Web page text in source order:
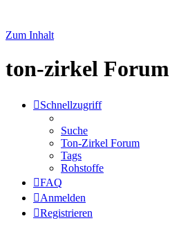
Zum Inhalt
ton-zirkel Forum
Schnellzugriff
Suche
Ton-Zirkel Forum
Tags
Rohstoffe
FAQ
Anmelden
Registrieren